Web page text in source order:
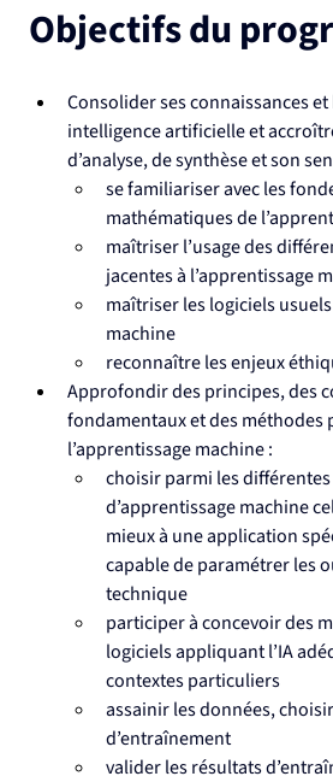
Objectifs du
Consolider ses connaissances
intelligence artificielle et
d’analyse, de synthèse et son
se familiariser avec les
mathématiques de
maîtriser l’usage des
jacentes à l’apprentissage
maîtriser les logiciels
machine
reconnaître les enjeux
Approfondir des principes, des
fondamentaux et des méthodes
l’apprentissage machine :
choisir parmi les
d’apprentissage machine
mieux à une application
capable de paramétrer les
technique
participer à concevoir des
logiciels appliquant l’IA
contextes particuliers
assainir les données,
d’entraînement
valider les résultats